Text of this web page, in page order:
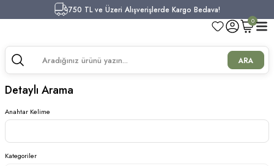
750 TL ve Üzeri Alışverişlerde Kargo Bedava!
ARA
0
Detaylı Arama
Anahtar Kelime
Kategoriler